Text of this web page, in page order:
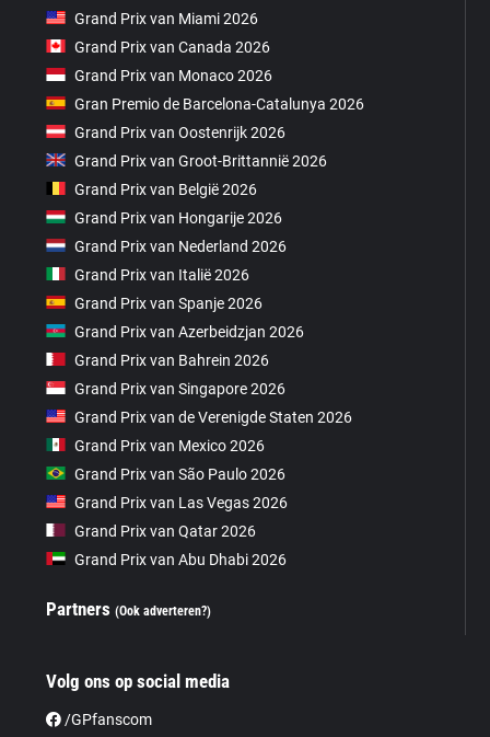
Grand Prix van Miami 2026
Grand Prix van Canada 2026
Grand Prix van Monaco 2026
Gran Premio de Barcelona-Catalunya 2026
Grand Prix van Oostenrijk 2026
Grand Prix van Groot-Brittannië 2026
Grand Prix van België 2026
Grand Prix van Hongarije 2026
Grand Prix van Nederland 2026
Grand Prix van Italië 2026
Grand Prix van Spanje 2026
Grand Prix van Azerbeidzjan 2026
Grand Prix van Bahrein 2026
Grand Prix van Singapore 2026
Grand Prix van de Verenigde Staten 2026
Grand Prix van Mexico 2026
Grand Prix van São Paulo 2026
Grand Prix van Las Vegas 2026
Grand Prix van Qatar 2026
Grand Prix van Abu Dhabi 2026
Partners(Ook adverteren?)
Volg ons op social media
/GPfanscom